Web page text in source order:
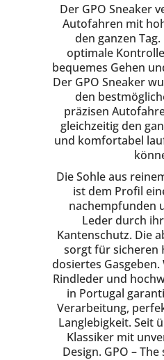
Der GPO Sneaker
Autofahren mit
den ganzen
optimale
bequemes Gehen
Der GPO Sneaker
den
präzisen
gleichzeitig den
und komfortabel
Die Sohle aus
ist dem Profil
nachempfunden
Leder durch
Kantenschutz. Die
sorgt für sicheren
dosiertes
Rindleder und
in Portugal
Verarbeitung,
Langlebigkeit. Seit
Klassiker mit
Design. GPO –